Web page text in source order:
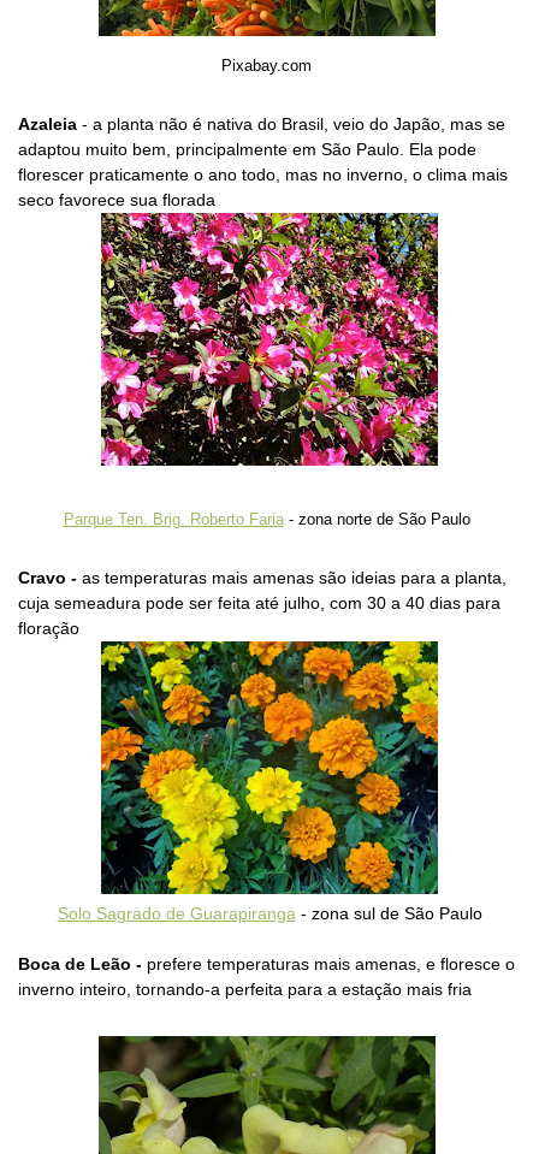
Pixabay.com
Azaleia - a planta não é nativa do Brasil, veio do Japão, mas se
adaptou muito bem, principalmente em São Paulo. Ela pode
florescer praticamente o ano todo, mas no inverno, o clima mais
seco favorece sua florada
Parque Ten. Brig. Roberto Faria- zona norte de São Paulo
Cravo - as temperaturas mais amenas são ideias para a planta,
cuja semeadura pode ser feita até julho, com 30 a 40 dias para
floração
Solo Sagrado de Guarapiranga - zona sul de São Paulo
Boca de Leão - prefere temperaturas mais amenas, e floresce o
inverno inteiro, tornando-a perfeita para a estação mais fria